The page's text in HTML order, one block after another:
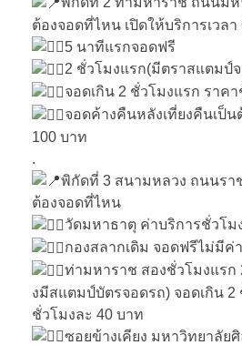
ต้องจอดที่ไหน เปิดให้บริการเวลา
5 นาทีแรกจอดฟรี
2 ชั่วโมงแรก(มีตราสแตมป์
จอดเกิน 2 ชั่วโมงแรก ราค
จอดค้างคืนหลังเที่ยงคืนเป็
100 บาท
.
พิกัดที่ 3 สนามหลวง ถนนรา
ต้องจอดที่ไหน
วัดมหาธาตุ ค่าบริการชั่วโม
กองสลากเดิม จอดฟรีไม่มีค่
ท่ามหาราช สองชั่วโมงแรก
งมีสแตมป์บัตรจอดรถ) จอดเกิน 2
ชั่วโมงละ 40 บาท
ซอยข้างเคียง มหาวิทยาลัย